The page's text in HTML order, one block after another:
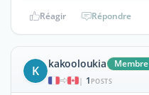
Réagir Répondre
K kakooloukia Membre
| 1 POSTS